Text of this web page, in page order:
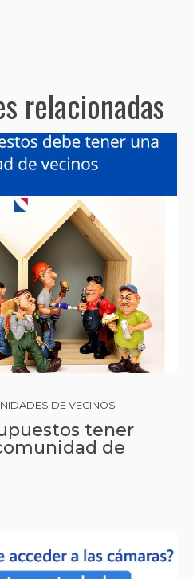
relacionadas
DE VECINOS
tener
de